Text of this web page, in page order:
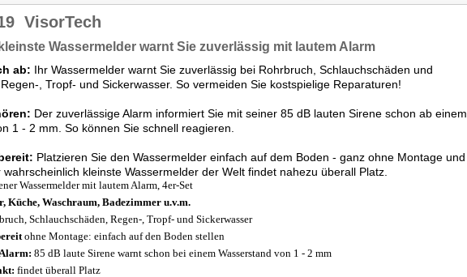
VisorTech
Wassermelder warnt Sie zuverlässig mit lautem Alarm
ab: Ihr Wassermelder warnt Sie zuverlässig bei Rohrbruch, Schlauchschäden und
, Tropf- und Sickerwasser. So vermeiden Sie kostspielige Reparaturen!
Der zuverlässige Alarm informiert Sie mit seiner 85 dB lauten Sirene schon ab einem
1 - 2 mm. So können Sie schnell reagieren.
Platzieren Sie den Wassermelder einfach auf dem Boden - ganz ohne Montage und
wahrscheinlich kleinste Wassermelder der Welt findet nahezu überall Platz.
Wassermelder mit lautem Alarm, 4er-Set
Küche, Waschraum, Badezimmer u.v.m.
Schlauchschäden, Regen-, Tropf- und Sickerwasser
ohne Montage: einfach auf den Boden stellen
85 dB laute Sirene warnt schon bei einem Wasserstand von 1 - 2 mm
findet überall Platz